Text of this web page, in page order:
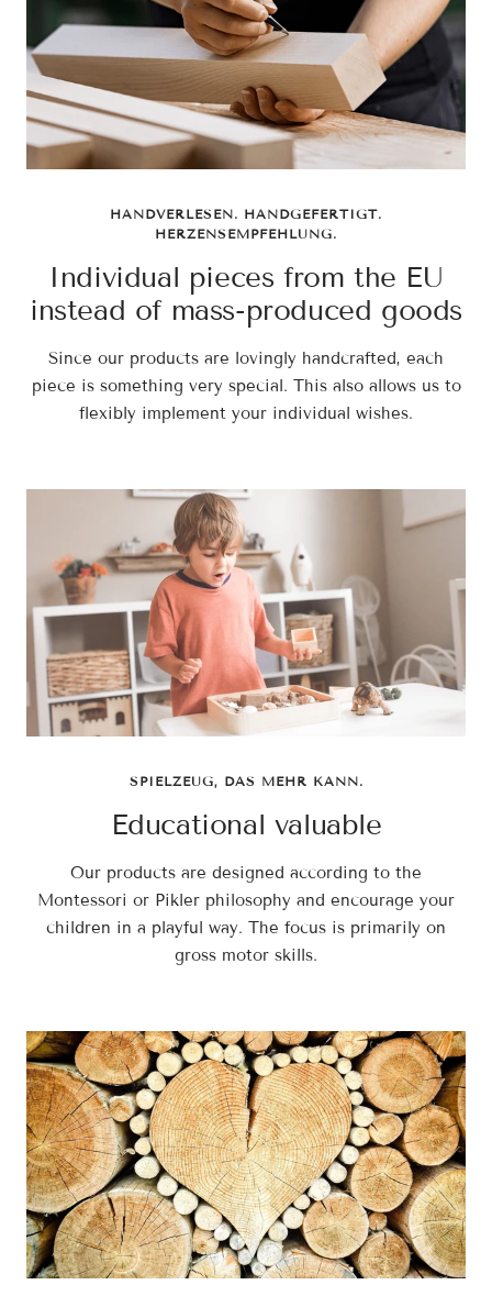
HANDVERLESEN. HANDGEFERTIGT.
HERZENSEMPFEHLUNG.
Individual pieces from the EU
instead of mass-produced goods
Since our products are lovingly handcrafted, each
piece is something very special. This also allows us to
flexibly implement your individual wishes.
SPIELZEUG, DAS MEHR KANN.
Educational valuable
Our products are designed according to the
Montessori or Pikler philosophy and encourage your
children in a playful way. The focus is primarily on
gross motor skills.